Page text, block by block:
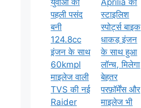
युवाओं की
पहली पसंद
बनी
124.8cc
इंजन के साथ
60kmpl
माइलेज वाली
TVS की नई
Raider
Aprilia का
स्टाइलिश
स्पोर्ट्स बाइक
धाकड़ इंजन
के साथ हुआ
लॉन्च, मिलेगा
बेहतर
परफ़ॉर्मेंस और
माइलेज भी